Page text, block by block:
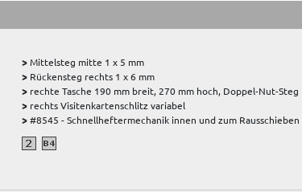
>Mittelsteg mitte 1 x 5 mm
> Rückensteg rechts 1 x 6 mm
> rechte Tasche 190 mm breit, 270 mm hoch, Doppel-Nut-
> rechts Visitenkartenschlitz variabel
>#8545 - Schnellheftermechanik innen und zum